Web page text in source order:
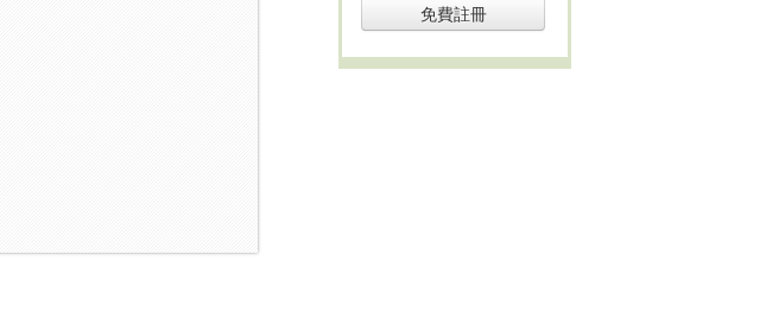
免費註冊